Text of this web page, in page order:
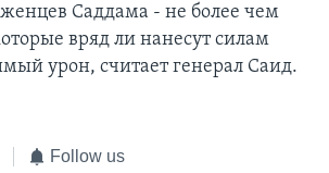
Саддама - не более чем
вряд ли нанесут силам
урон, считает генерал Саид.
Follow us